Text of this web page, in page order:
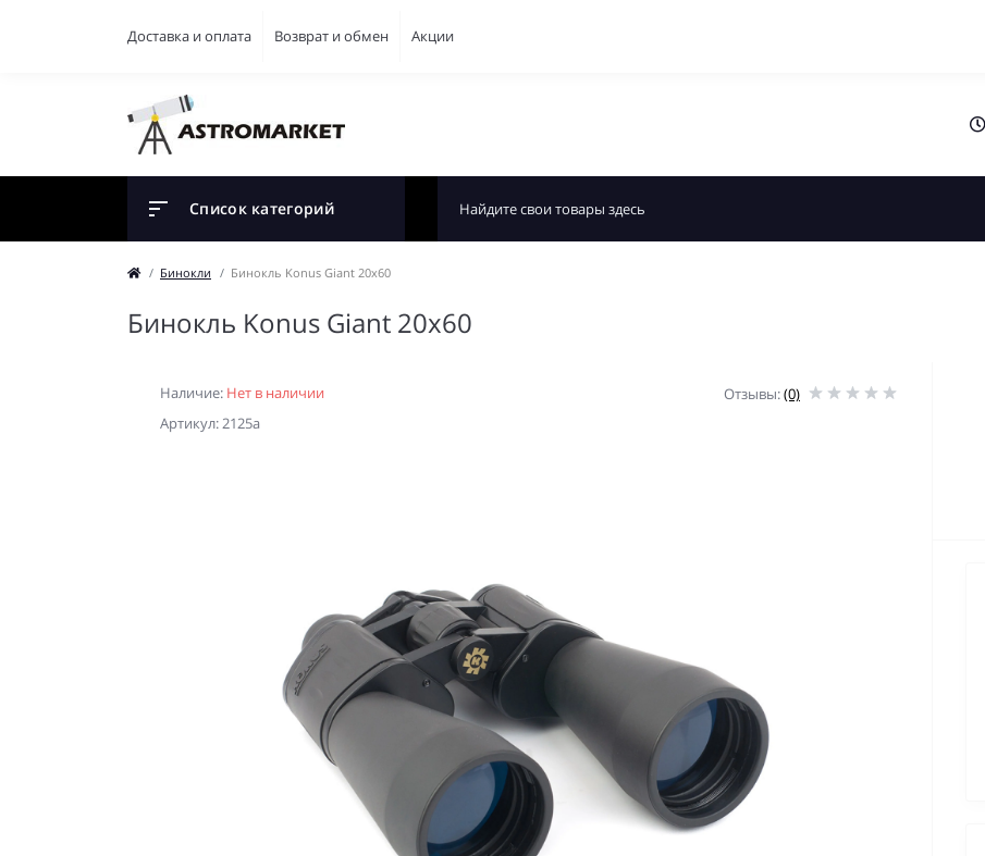
Доставка и оплата Возврат и обмен Акции
Список категорий
Бинокли Бинокль Konus Giant 20x60
Бинокль Konus Giant 20x60
Наличие: Нет в наличии
Артикул: 2125a
Отзывы:(0)